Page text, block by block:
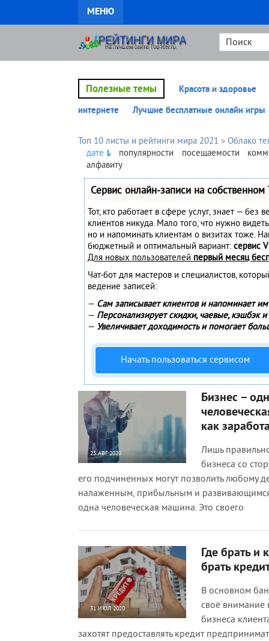
МЕНЮ
Полезные темы
Красота и здоровье
интернете
Лучшие бесплатные онлайн игры
Топ 10 листы и рейтинги мира 2021 » Облако
дате
популярности посещаемости
алфавиту
Сервис онлайн-записи на
Тот, кто работает в сфере услуг, знает — без
клиентов никуда. Мало того, что нужно
но и напоминать клиентам о визитах тоже.
бюджетный и оптимальный вариант: сервис
Для новых пользователейпервый месяц
Чат-бот для мастеров и специалистов,
ведение записей:
— Сам записывает клиентов и напоминает
— Персонализирует скидки, чаевые, кэшбэк
— Увеличивает доходимость и помогает
Начать пользоваться сервисом
25 АВГ 2020
Бизнес –
как
Лишь
бизнеса со
его подчиненных могут позволить любому
налаженным, прибыльным и
одна человеческая машина. Это своего
31 ИЮЛ 2020
Где брать и
брать
В основном
своё внимание
бизнеса
захотят предоставлять кредит